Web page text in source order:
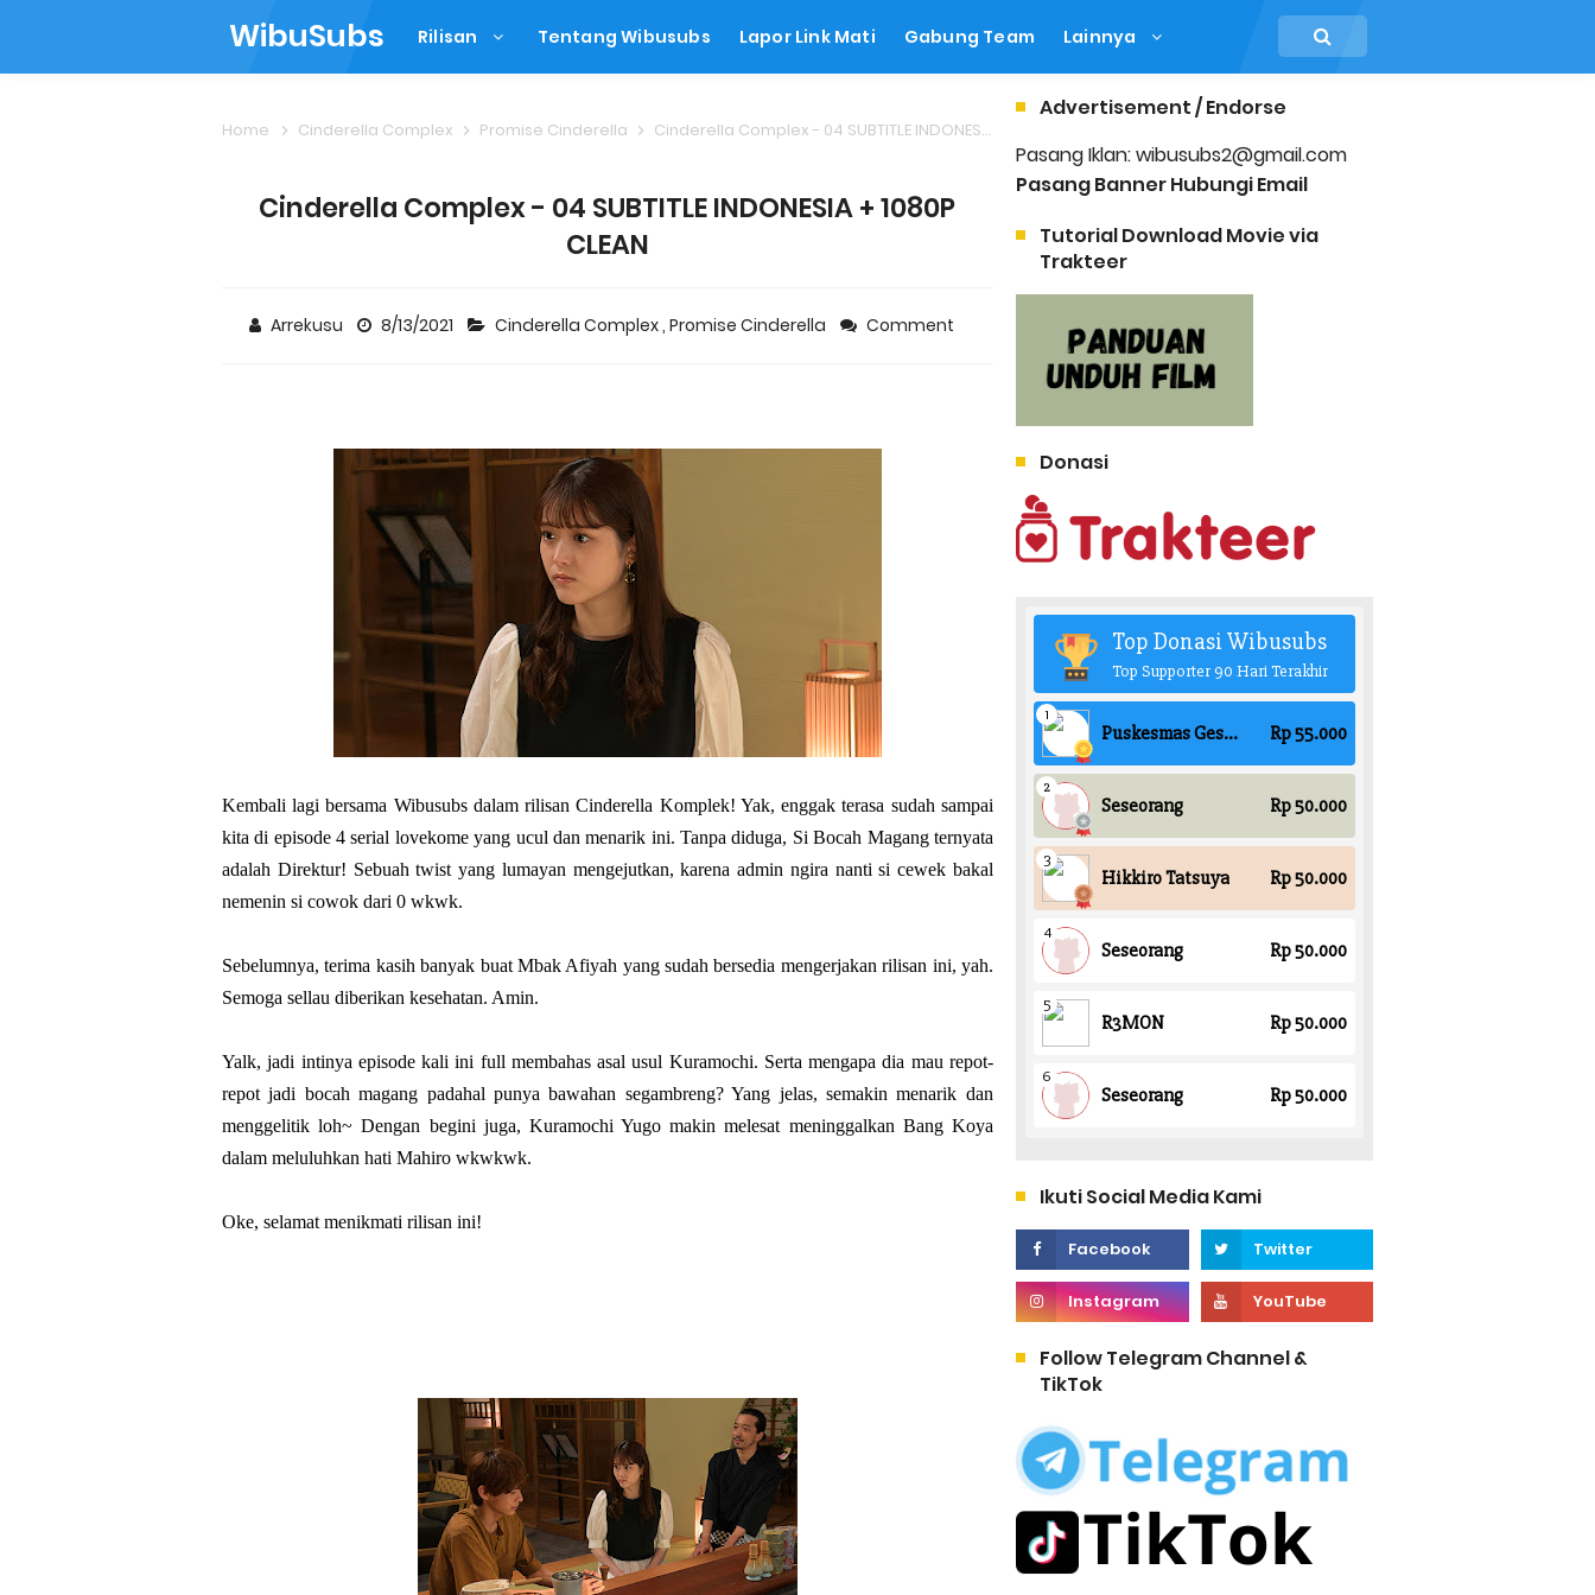
WibuSubs Rilisan Tentang Wibusubs Lapor Link Mati Gabung Team Lainnya
Home Cinderella Complex Promise Cinderella Cinderella Complex - 04 SUBTITLE INDONESIA + 1080P CLEAN
Cinderella Complex - 04 SUBTITLE INDONESIA + 1080P
CLEAN
Arrekusu 8/13/2021 Cinderella Complex,Promise Cinderella Comment
Kembali lagi bersama Wibusubs dalam rilisan Cinderella Komplek! Yak, enggak terasa sudah sampai
kita di episode 4 serial lovekome yang ucul dan menarik ini. Tanpa diduga, Si Bocah Magang ternyata
adalah Direktur! Sebuah twist yang lumayan mengejutkan, karena admin ngira nanti si cewek bakal
nemenin si cowok dari 0 wkwk.
Sebelumnya, terima kasih banyak buat Mbak Afiyah yang sudah bersedia mengerjakan rilisan ini, yah.
Semoga sellau diberikan kesehatan. Amin.
Yalk, jadi intinya episode kali ini full membahas asal usul Kuramochi. Serta mengapa dia mau repot-
repot jadi bocah magang padahal punya bawahan segambreng? Yang jelas, semakin menarik dan
menggelitik loh~ Dengan begini juga, Kuramochi Yugo makin melesat meninggalkan Bang Koya
dalam meluluhkan hati Mahiro wkwkwk.
Oke, selamat menikmati rilisan ini!
Advertisement / Endorse
Pasang Iklan: wibusubs2@gmail.com
Pasang Banner Hubungi Email
Tutorial Download Movie via
Trakteer
Donasi
Ikuti Social Media Kami
Follow Telegram Channel &
TikTok